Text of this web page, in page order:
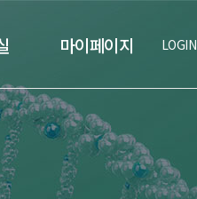
마이페이지 LOGIN